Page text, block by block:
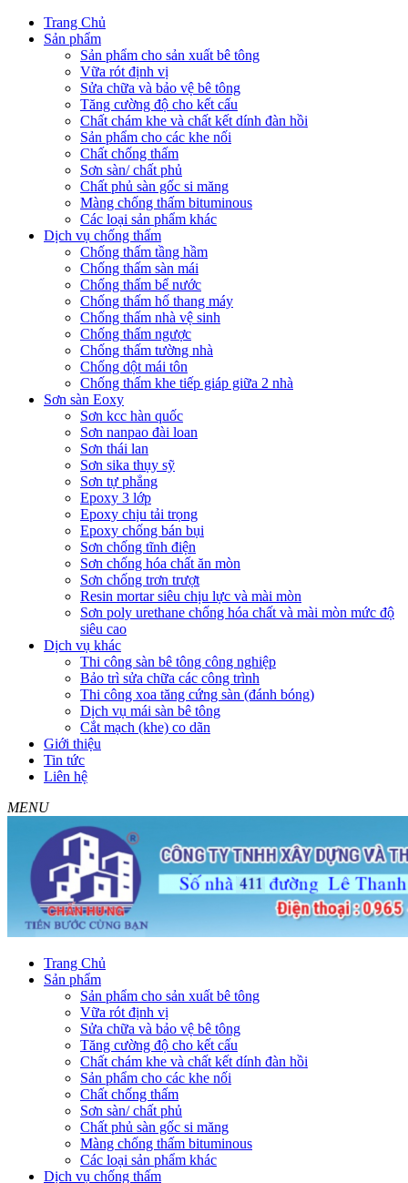
Trang Chủ
Sản phẩm
Sản phẩm cho sản xuất bê tông
Vữa rót định vị
Sửa chữa và bảo vệ bê tông
Tăng cường độ cho kết cấu
Chất chám khe và chất kết dính đàn hồi
Sản phẩm cho các khe nối
Chất chống thấm
Sơn sàn/ chất phủ
Chất phủ sàn gốc si măng
Màng chống thấm bituminous
Các loại sản phẩm khác
Dịch vụ chống thấm
Chống thấm tầng hầm
Chống thấm sàn mái
Chống thấm bể nước
Chống thấm hố thang máy
Chống thấm nhà vệ sinh
Chống thấm ngược
Chống thấm tường nhà
Chống dột mái tôn
Chống thấm khe tiếp giáp giữa 2 nhà
Sơn sàn Eoxy
Sơn kcc hàn quốc
Sơn nanpao đài loan
Sơn thái lan
Sơn sika thụy sỹ
Sơn tự phẳng
Epoxy 3 lớp
Epoxy chịu tải trọng
Epoxy chống bán bụi
Sơn chống tĩnh điện
Sơn chống hóa chất ăn mòn
Sơn chống trơn trượt
Resin mortar siêu chịu lực và mài mòn
Sơn poly urethane chống hóa chất và mài mòn mức độ
siêu cao
Dịch vụ khác
Thi công sàn bê tông công nghiệp
Bảo trì sửa chữa các công trình
Thi công xoa tăng cứng sàn (đánh bóng)
Dịch vụ mái sàn bê tông
Cắt mạch (khe) co dãn
Giới thiệu
Tin tức
Liên hệ
MENU
Trang Chủ
Sản phẩm
Sản phẩm cho sản xuất bê tông
Vữa rót định vị
Sửa chữa và bảo vệ bê tông
Tăng cường độ cho kết cấu
Chất chám khe và chất kết dính đàn hồi
Sản phẩm cho các khe nối
Chất chống thấm
Sơn sàn/ chất phủ
Chất phủ sàn gốc si măng
Màng chống thấm bituminous
Các loại sản phẩm khác
Dịch vụ chống thấm